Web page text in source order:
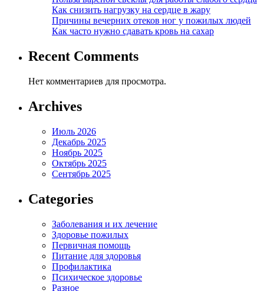
Как снизить нагрузку на сердце в жару
Причины вечерних отеков ног у пожилых людей
Как часто нужно сдавать кровь на сахар
Recent Comments
Нет комментариев для просмотра.
Archives
Июль 2026
Декабрь 2025
Ноябрь 2025
Октябрь 2025
Сентябрь 2025
Categories
Заболевания и их лечение
Здоровье пожилых
Первичная помощь
Питание для здоровья
Профилактика
Психическое здоровье
Разное